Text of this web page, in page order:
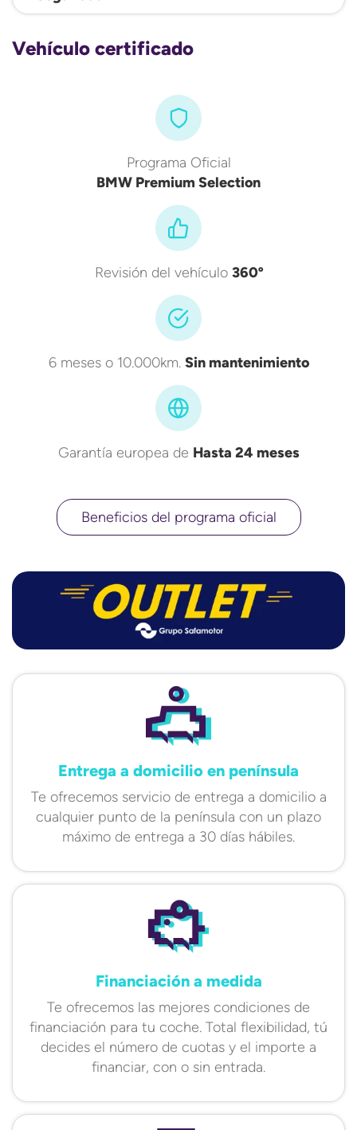
Vehículo certificado
Programa Oficial
BMW Premium Selection
Revisión del vehículo 360º
6 meses o 10.000km. Sin mantenimiento
Garantía europea de Hasta 24 meses
Beneficios del programa oficial
Entrega a domicilio en península
Te ofrecemos servicio de entrega a domicilio a
cualquier punto de la península con un plazo
máximo de entrega a 30 días hábiles.
Financiación a medida
Te ofrecemos las mejores condiciones de
financiación para tu coche. Total flexibilidad, tú
decides el número de cuotas y el importe a
financiar, con o sin entrada.